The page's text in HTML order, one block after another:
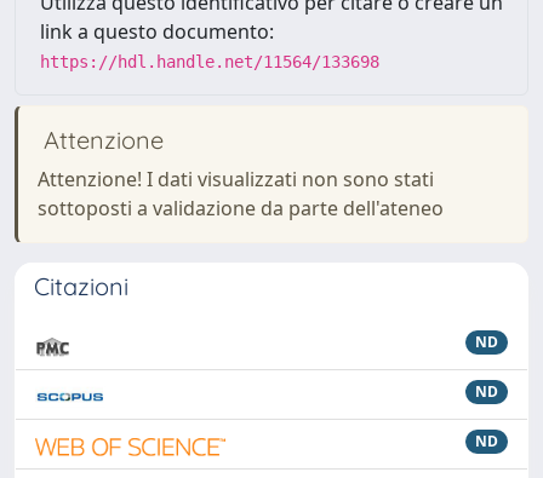
link a questo documento:
https://hdl.handle.net/11564/133698
Attenzione
Attenzione! I dati visualizzati non sono stati
sottoposti a validazione da parte dell'ateneo
Citazioni
ND
ND
ND